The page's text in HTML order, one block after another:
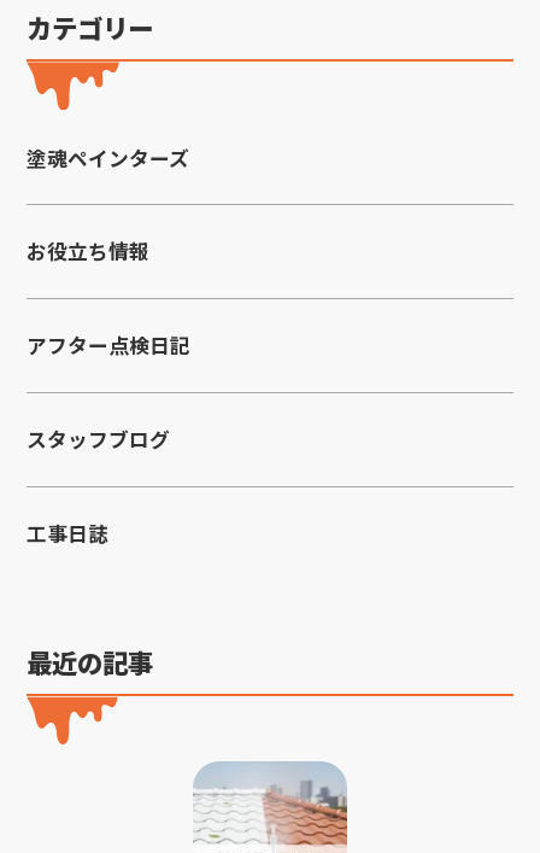
カテゴリー
塗魂ペインターズ
お役立ち情報
アフター点検日記
スタッフブログ
工事日誌
最近の記事